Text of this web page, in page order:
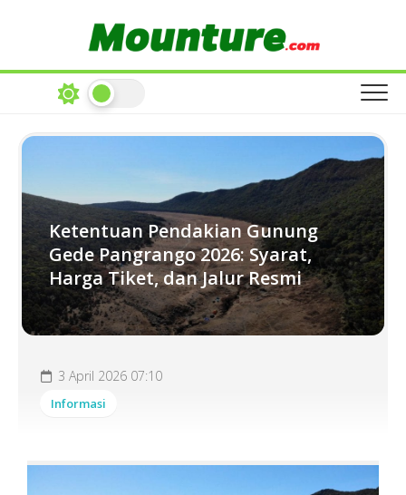
Ketentuan Pendakian Gunung
Gede Pangrango 2026: Syarat,
Harga Tiket, dan Jalur Resmi
3 April 2026 07:10
Informasi